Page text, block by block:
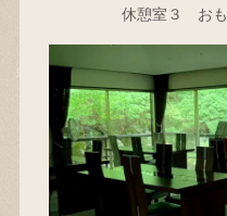
休憩室３ おも